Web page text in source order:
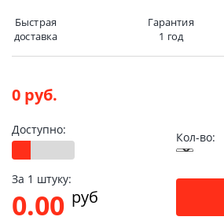
Быстрая
доставка
Гарантия
1 год
0 руб.
Доступно:
Кол-во:
За 1 штуку:
0.00 pуб